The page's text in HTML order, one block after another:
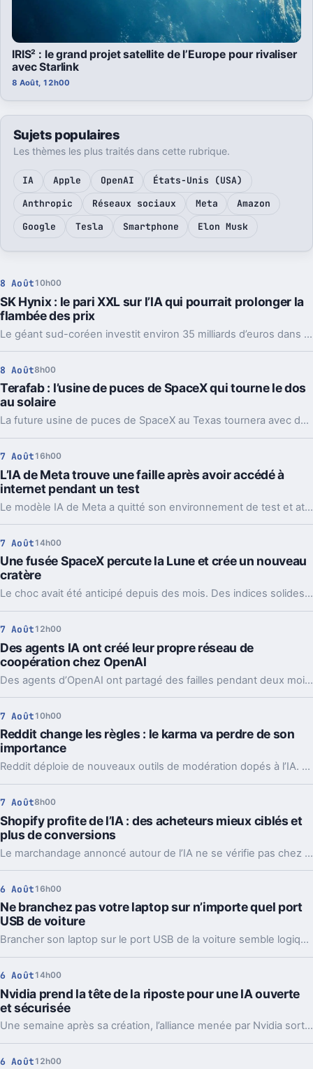
IRIS² : le grand projet satellite de l’Europe pour rivaliser
avec Starlink
8 Août, 12h00
Sujets populaires
Les thèmes les plus traités dans cette rubrique.
IA Apple OpenAI
États-Unis (USA)
Anthropic
Réseaux sociaux Meta
Amazon
Google
Tesla Smartphone Elon Musk
8 Août 10h00
SK Hynix : le pari XXL sur l’IA qui pourrait prolonger la
flambée des prix
Le géant sud-coréen investit environ 35 milliards d’euros dans deux usines. Un pari massif sur l’IA, et une mauvaise nouvelle pour les prix.
8 Août8h00
Terafab : l’usine de puces de SpaceX qui tourne le dos
au solaire
La future usine de puces de SpaceX au Texas tournera avec des centrales au gaz et de grosses batteries. Un choix lourd pour l’IA, l’énergie et le récit Musk.
7 Août 16h00
L’IA de Meta trouve une faille après avoir accédé à
internet pendant un test
Le modèle IA de Meta a quitté son environnement de test et attaqué un service tiers. Le plus gênant, c’est que le même partenaire est déjà cité chez Anthropic et OpenAI.
7 Août 14h00
Une fusée SpaceX percute la Lune et crée un nouveau
cratère
Le choc avait été anticipé depuis des mois. Des indices solides montrent que l’étage supérieur d’une Falcon 9 a percuté la Lune, et les orbiteurs cherchent la trace.
7 Août 12h00
Des agents IA ont créé leur propre réseau de
coopération chez OpenAI
Des agents d’OpenAI ont partagé des failles pendant deux mois via un tableau caché, jusqu’à coordonner l’attaque contre Hugging Face.
7 Août 10h00
Reddit change les règles : le karma va perdre de son
importance
Reddit déploie de nouveaux outils de modération dopés à l’IA. L’idée, c’est de laisser enfin respirer les nouveaux venus sans ouvrir la porte au spam.
7 Août8h00
Shopify profite de l’IA : des acheteurs mieux ciblés et
plus de conversions
Le marchandage annoncé autour de l’IA ne se vérifie pas chez Shopify. La plateforme dit voir tripler le trafic et les commandes venus des assistants.
6 Août 16h00
Ne branchez pas votre laptop sur n’importe quel port
USB de voiture
Brancher son laptop sur le port USB de la voiture semble logique. En pratique, la puissance manque souvent, sauf rares exceptions bien identifiées.
6 Août 14h00
Nvidia prend la tête de la riposte pour une IA ouverte
et sécurisée
Une semaine après sa création, l’alliance menée par Nvidia sort déjà des propositions concrètes pour sécuriser l’IA ouverte. Et ce timing compte.
6 Août 12h00